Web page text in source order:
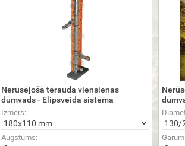
Nerūsējošā tērauda viensienas
dūmvads - Elipsveida sistēma
Izmērs:
Augstums: